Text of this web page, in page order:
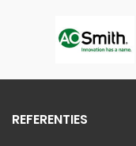
REFERENTIES